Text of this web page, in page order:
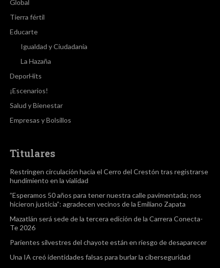
Global
Tierra fértil
Educarte
Igualdad y Ciudadanía
La Hazaña
DeporHits
¡Escenarios!
Salud y Bienestar
Empresas y Bolsillos
Titulares
Restringen circulación hacia el Cerro del Crestón tras registrarse
hundimiento en la vialidad
”Esperamos 50 años para tener nuestra calle pavimentada; nos
hicieron justicia”: agradecen vecinos de la Emiliano Zapata
Mazatlán será sede de la tercera edición de la Carrera Conecta-
Te 2026
Parientes silvestres del chayote están en riesgo de desaparecer
Una IA creó identidades falsas para burlar la ciberseguridad